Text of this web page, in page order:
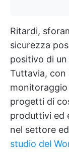
Ritardi,
sicurezza
positivo di
Tuttavia, con
progetti di
produttivi ed
nel settore
studio del